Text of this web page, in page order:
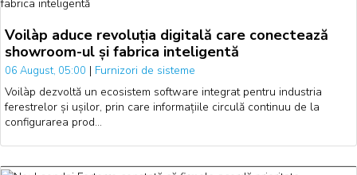
Voilàp aduce revoluția digitală care conectează
showroom-ul și fabrica inteligentă
06 August, 05:00 | Furnizori de sisteme
Voilàp dezvoltă un ecosistem software integrat pentru industria
ferestrelor și ușilor, prin care informațiile circulă continuu de la
configurarea prod…